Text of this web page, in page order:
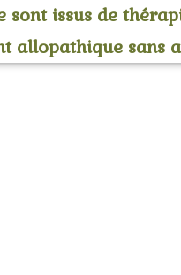
sont issus de
allopathique sans